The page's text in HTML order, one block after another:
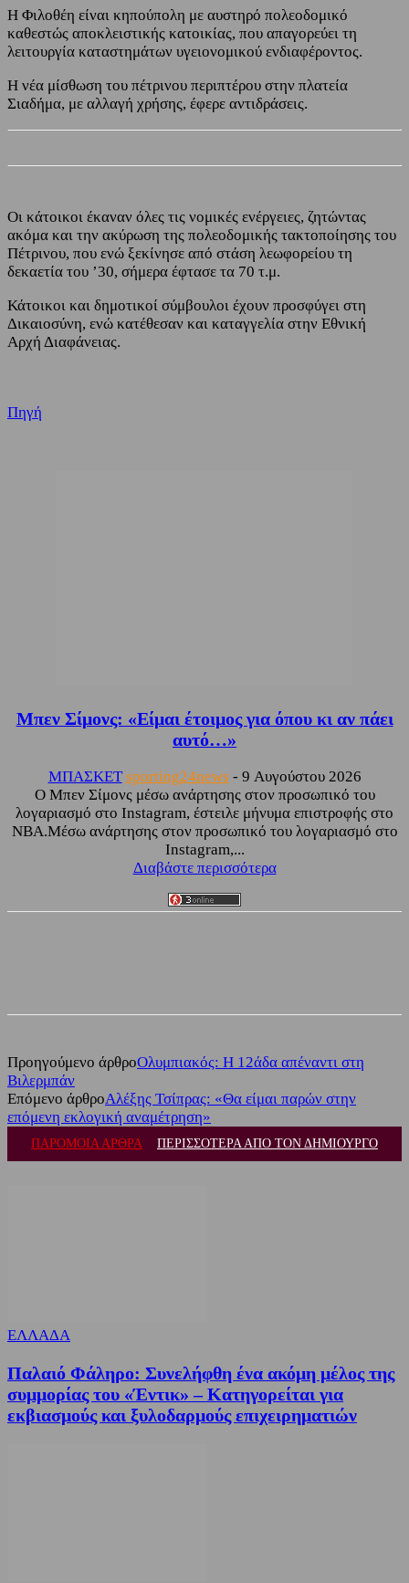
Η Φιλοθέη είναι κηπούπολη με αυστηρό πολεοδομικό
καθεστώς αποκλειστικής κατοικίας, που απαγορεύει τη
λειτουργία καταστημάτων υγειονομικού ενδιαφέροντος.
Η νέα μίσθωση του πέτρινου περιπτέρου στην πλατεία
Σιαδήμα, με αλλαγή χρήσης, έφερε αντιδράσεις.
Οι κάτοικοι έκαναν όλες τις νομικές ενέργειες, ζητώντας
ακόμα και την ακύρωση της πολεοδομικής τακτοποίησης του
Πέτρινου, που ενώ ξεκίνησε από στάση λεωφορείου τη
δεκαετία του ’30, σήμερα έφτασε τα 70 τ.μ.
Κάτοικοι και δημοτικοί σύμβουλοι έχουν προσφύγει στη
Δικαιοσύνη, ενώ κατέθεσαν και καταγγελία στην Εθνική
Αρχή Διαφάνειας.
Πηγή
Μπεν Σίμονς: «Είμαι έτοιμος για όπου κι αν πάει
αυτό…»
ΜΠΑΣΚΕΤ sporting24news - 9 Αυγούστου 2026
Ο Μπεν Σίμονς μέσω ανάρτησης στον προσωπικό του
λογαριασμό στο Instagram, έστειλε μήνυμα επιστροφής στο
NBA.Μέσω ανάρτησης στον προσωπικό του λογαριασμό στο
Instagram,...
Διαβάστε περισσότερα
Προηγούμενο άρθροΟλυμπιακός: Η 12άδα απέναντι στη
Βιλερμπάν
Επόμενο άρθροΑλέξης Τσίπρας: «Θα είμαι παρών στην
επόμενη εκλογική αναμέτρηση»
ΠΑΡΟΜΟΙΑ ΑΡΘΡΑ ΠΕΡΙΣΣΟΤΕΡΑ ΑΠΟ ΤΟΝ ΔΗΜΙΟΥΡΓΟ
ΕΛΛΑΔΑ
Παλαιό Φάληρο: Συνελήφθη ένα ακόμη μέλος της
συμμορίας του «Έντικ» – Κατηγορείται για
εκβιασμούς και ξυλοδαρμούς επιχειρηματιών